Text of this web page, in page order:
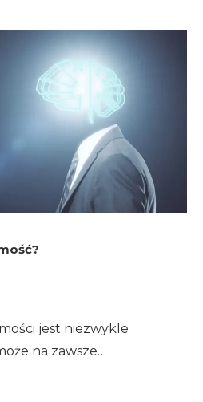
jest niezwykle
na zawsze…